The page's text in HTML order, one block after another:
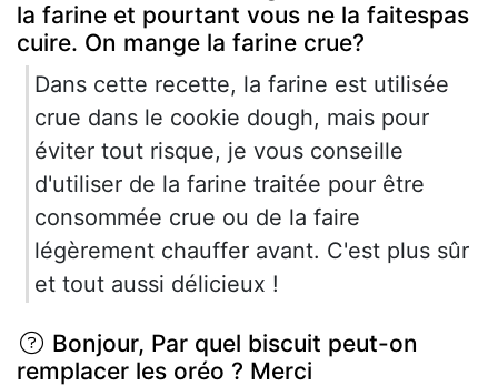
la farine et pourtant vous ne la faitespas
cuire. On mange la farine crue?
Dans cette recette, la farine est utilisée
crue dans le cookie dough, mais pour
éviter tout risque, je vous conseille
d'utiliser de la farine traitée pour être
consommée crue ou de la faire
légèrement chauffer avant. C'est plus sûr
et tout aussi délicieux !
Bonjour, Par quel biscuit peut-on
remplacer les oréo ? Merci